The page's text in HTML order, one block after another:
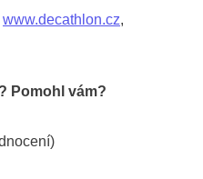
www.decathlon.cz,
Pomohl vám?